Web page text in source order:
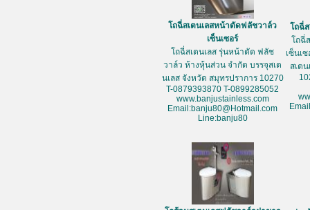
โถฉี่สเตนเลสหน้าตัดฟลัชวาล์ว
เซ็นเซอร์
โถฉี่สเตนเลส รุ่นหน้าตัด ฟลัช
วาล์ว ห้างหุ้นส่วน จำกัด บรรจุสเต
นเลส จังหวัด สมุทรปราการ 10270
T-0879393870 T-0899285052
www.banjustainless.com
Email:banju80@Hotmail.com
Line:banju80
โถฉี่
โถฉี่
เซ็นเ
สเต